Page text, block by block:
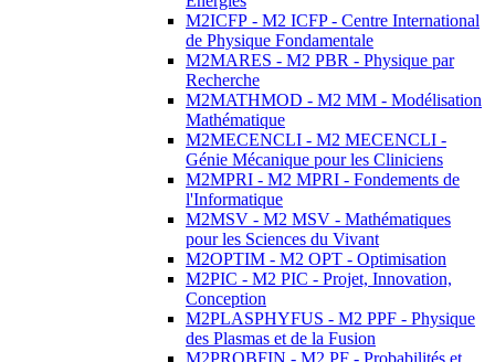
M2ICFP - M2 ICFP - Centre International
de Physique Fondamentale
M2MARES - M2 PBR - Physique par
Recherche
M2MATHMOD - M2 MM - Modélisation
Mathématique
M2MECENCLI - M2 MECENCLI -
Génie Mécanique pour les Cliniciens
M2MPRI - M2 MPRI - Fondements de
l'Informatique
M2MSV - M2 MSV - Mathématiques
pour les Sciences du Vivant
M2OPTIM - M2 OPT - Optimisation
M2PIC - M2 PIC - Projet, Innovation,
Conception
M2PLASPHYFUS - M2 PPF - Physique
des Plasmas et de la Fusion
M2PROBFIN - M2 PF - Probabilités et